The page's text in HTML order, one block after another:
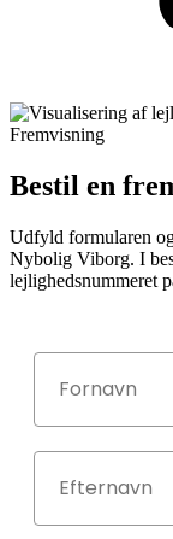
Fremvisning
Bestil en
Udfyld formularen
Nybolig Viborg. I
lejlighedsnummeret